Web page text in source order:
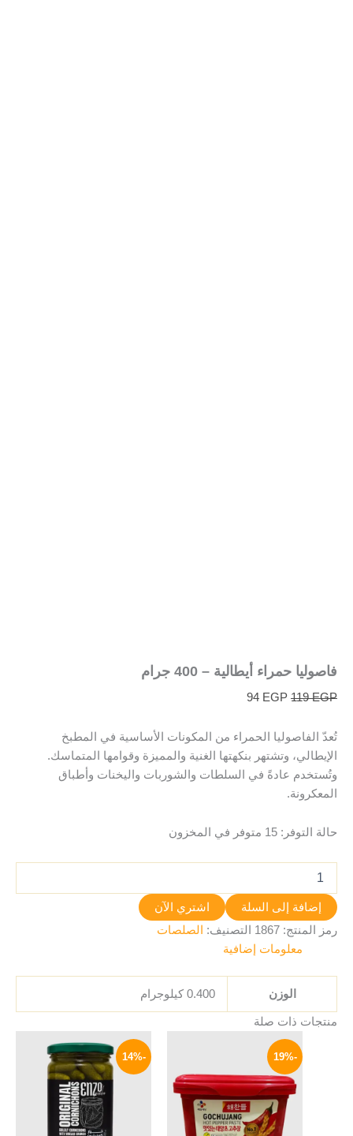
فاصوليا حمراء أيطالية – 400 جرام
119EGP
94 EGP
تُعدّ الفاصوليا الحمراء من المكونات الأساسية في المطبخ
الإيطالي، وتشتهر بنكهتها الغنية والمميزة وقوامها المتماسك.
وتُستخدم عادةً في السلطات والشوربات واليخنات وأطباق
المعكرونة.
حالة التوفر: 15 متوفر في المخزون
إضافة إلى السلة
اشتري الآن
رمز المنتج: 1867 التصنيف:
الصلصات
معلومات إضافية
الوزن 0.400 كيلوجرام
منتجات ذات صلة
-19%
خلال
⁦580 EGP⁩
هناك
العديد
من
الأشكال
المختلفة
-14%
الأصلي
هو:
215 EGP.
الحالي
هو:
185 EGP.